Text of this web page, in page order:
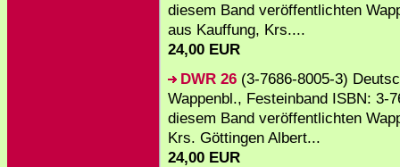
diesem Band veröffentlichten
aus Kauffung, Krs....
24,00 EUR
DWR 26 (3-7686-8005-3)
Wappenbl., Festeinband ISBN: 3-
diesem Band veröffentlichten
Krs. Göttingen Albert...
24,00 EUR